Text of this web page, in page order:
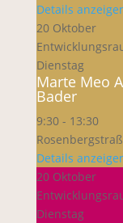
Details
20 Oktober
Dienstag
Marte Meo
Bader
9:30- 13:30
Details
20 Oktober
Dienstag